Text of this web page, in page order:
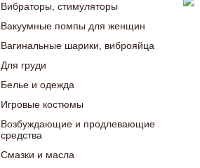
Вибраторы, стимуляторы
Вакуумные помпы для женщин
Вагинальные шарики, виброяйца
Для груди
Белье и одежда
Игровые костюмы
Возбуждающие и продлевающие
средства
Смазки и масла